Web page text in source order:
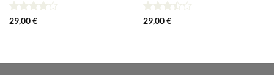
Valorado
29,00€
Valorado
29,00€